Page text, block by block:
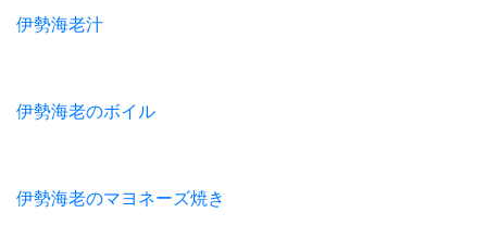
伊勢海老汁
伊勢海老のボイル
伊勢海老のマヨネーズ焼き